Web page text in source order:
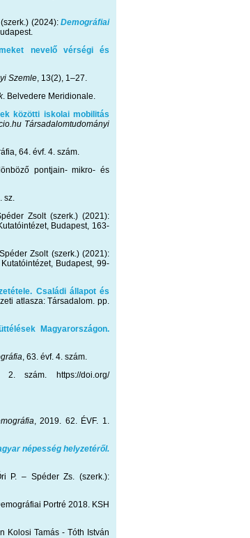
(2024): Demográfiai
nevelő vérségi és
Szemle, 13(2), 1–27.
. Belvedere Meridionale.
közötti iskolai mobilitás
Társadalomtudományi
64. évf. 4. szám.
pontjain- mikro- és
sz.
Zsolt (szerk.) (2021):
Budapest, 163-
Zsolt (szerk.) (2021):
Budapest, 99-
Családi állapot és
atlasza: Társadalom. pp.
Magyarországon.
, 63. évf. 4. szám.
szám. https://doi.org/
, 2019. 62. ÉVF. 1.
népesség helyzetéről.
P. – Spéder Zs. (szerk.):
Portré 2018. KSH
In Kolosi Tamás - Tóth István